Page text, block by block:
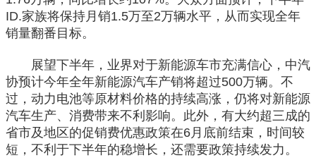
ID.家族将保持月销1.5万至2万辆水平，从而实现全年
销量翻番目标。
展望下半年，业界对于新能源车市充满信心，中汽
协预计今年全年新能源汽车产销将超过500万辆。不
过，动力电池等原材料价格的持续高涨，仍将对新能源
汽车生产、消费带来不利影响。此外，有大约超三成的
省市及地区的促销费优惠政策在6月底前结束，时间较
短，不利于下半年的稳增长，还需要政策持续发力。